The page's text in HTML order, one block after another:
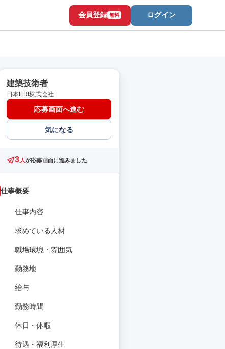
会員登録 無料 ログイン
建築技術者
日本ERI株式会社
応募画面へ進む
気になる
3人が応募画面に進みました
仕事概要
仕事内容
求めている人材
職場環境・雰囲気
勤務地
給与
勤務時間
休日・休暇
待遇・福利厚生